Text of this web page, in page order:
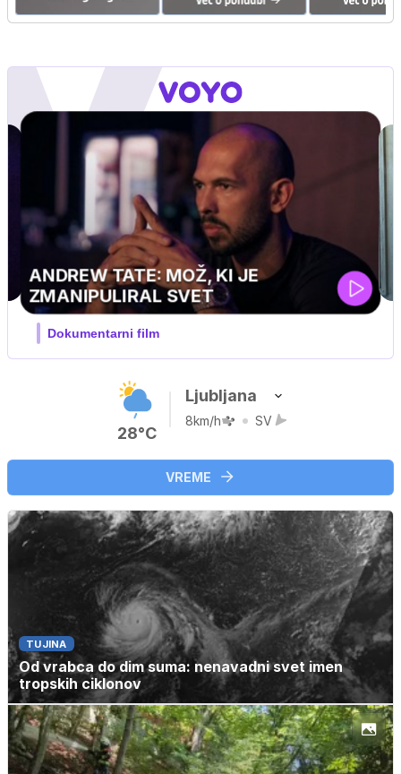
28°C
Ljubljana
8km/h SV
VREME
TUJINA
Od vrabca do dim suma: nenavadni svet imen
tropskih ciklonov